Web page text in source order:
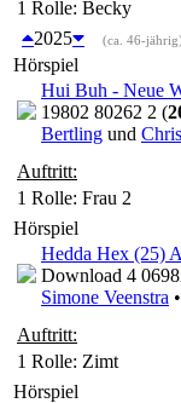
1 Rolle: Becky
2025
(ca. 46-jährig)
Hörspiel
Hui Buh - Neue
19802 80262 2 (
Bertling und
Auftritt:
1 Rolle: Frau 2
Hörspiel
Hedda Hex (25)
Download 4
Simone Veenstra
Auftritt:
1 Rolle: Zimt
Hörspiel